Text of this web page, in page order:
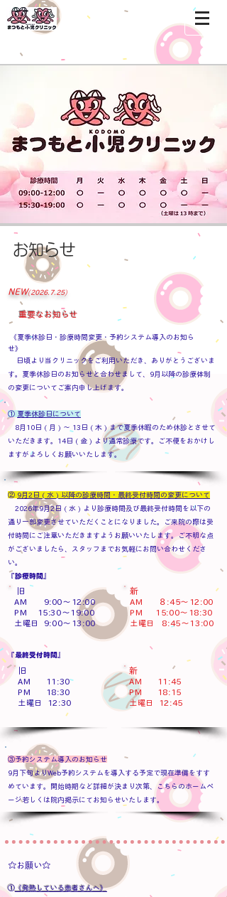
地域の方々の小児・アレルギー
の専門医
稲田堤のたよれるお医者さん
お知らせ
旧
AM 9:00～12:00
PM 15:30～19:00
土曜日 9:00～13:00
旧
AM 11:30
PM 18:30
土曜日
12:30
​新​
AM 11:45
​PM 18:15
土曜日 12:45
​新​
AM ８:45～12:00
​PM 15:00～18:30
土曜日 8:45～13:00
NEW(2026.7.25)
重要なお知らせ
《夏季休診日・診療時間変更・予約システム導入のお知ら
せ》
日頃より当クリニックをご利用いただき、ありがとうございま
す。 夏季休診日のお知らせと合わせまして、9月以降の診療体制
の変更についてご案内申し上げます。
① 夏季休診日について
8月10日 ( 月 ) ～ 13日 ( 木 ) まで夏季休暇のため休診とさせて
いただきます。 14日 ( 金 ) より通常診療です。ご不便をおかけし
ますがよろしくお願いいたします。
② 9月2日 ( 水 ) 以降の診療時間・最終受付時間の変更について
​ 2026年9月2日 ( 水 ) より診療時間及び最終受付時間を以下の
通り一部変更させていただくことになりました。ご来院の際は受
付時間にご注意いただきますようお願いいたします。ご不明な点
がございましたら、スタッフまでお気軽にお問い合わせくださ
い。
『診療時間』
『最終受付時間』
​
③予約システム導入のお知らせ​
9月下旬よりWeb予約システムを導入する予定で現在準備をすす
めています。開始時期など詳細が決まり次第、こちらのホームペ
ージ若しくは院内掲示にてお知らせいたします。
☆お願い☆
① 《発熱している患者さんへ》